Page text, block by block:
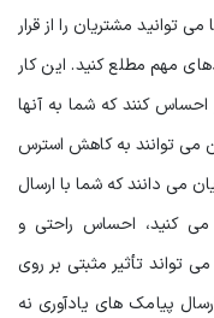
توانید مشتریان را از قرار
مهم مطلع کنید. این کار
کنند که شما به آنها
می توانند به کاهش استرس
می دانند که شما با ارسال
می کنید، احساس راحتی و
تأثیر مثبتی بر روی
پیامک های یادآوری نه